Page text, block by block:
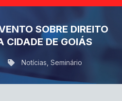
SOBRE DIREITO
CIDADE DE GOIÁS
Notícias Seminário